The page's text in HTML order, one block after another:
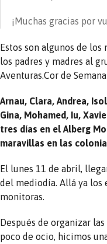
¡Muchas gracias por
Estos son algunos de
los padres y madres al
Aventuras.Cor de Semana
Arnau, Clara, Andrea,
Gina, Mohamed, Iu,
tres días en el Alberg
maravillas en las
El lunes 11 de abril,
del mediodía. Allá ya los
monitoras.
Después de organizar
poco de ocio, hicimos